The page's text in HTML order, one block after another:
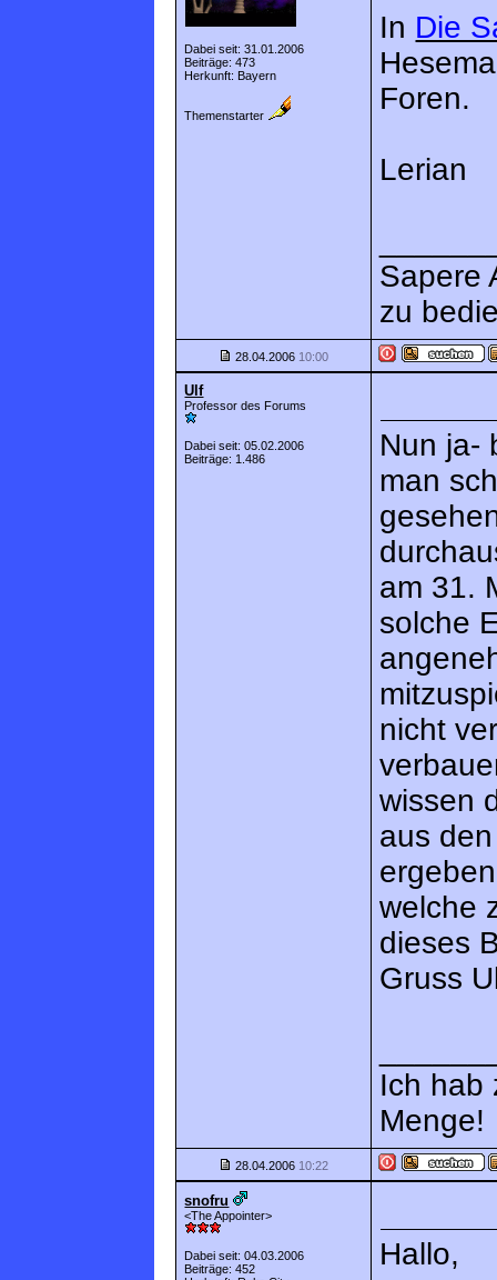
Dabei seit: 31.01.2006
Beiträge: 473
Herkunft: Bayern
Themenstarter
In Die
Foren.
Lerian
Sapere
zu
28.04.2006 10:00
Ulf
Professor des Forums
Dabei seit: 05.02.2006
Beiträge: 1.486
Nun ja-
man
am 31.
solche
nicht
wissen
aus
welche
dieses
Gruss
Ich hab
Menge!
28.04.2006 10:22
snofru
<The Appointer>
Dabei seit: 04.03.2006
Beiträge: 452
Hallo,